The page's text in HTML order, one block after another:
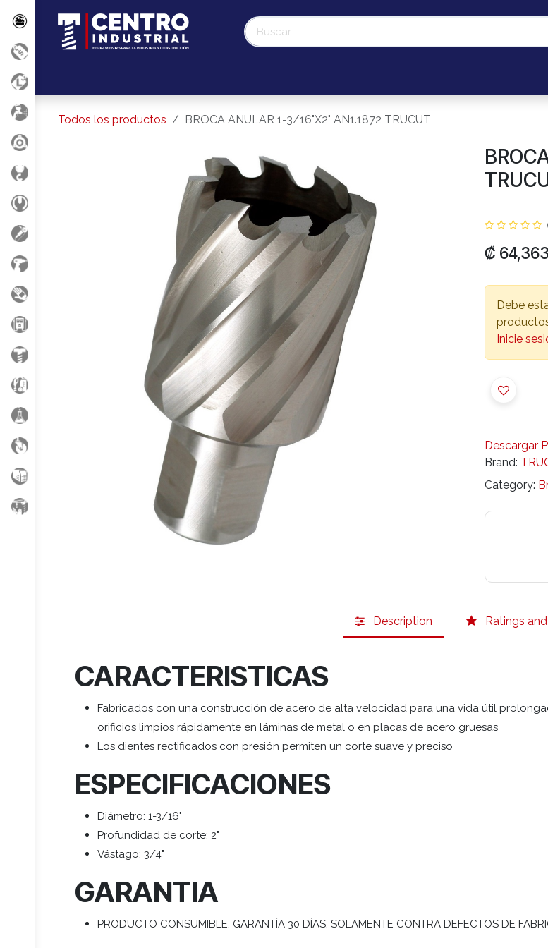
Todos los productos BROCA ANULAR 1-3/16"X2" AN1.1872 TRUCUT
₡
Debe
Inicie
Descargar
Brand:
Category:
Description Ratings
CARACTERISTICAS
Fabricados con una construcción de acero de alta velocidad para una vida útil
orificios limpios rápidamente en láminas de metal o en placas de acero gruesas
Los dientes rectificados con presión permiten un corte suave y preciso
ESPECIFICACIONES
Diámetro: 1-3/16"
Profundidad de corte: 2"
Vástago: 3/4"
GARANTIA
PRODUCTO CONSUMIBLE, GARANTÍA 30 DÍAS. SOLAMENTE CONTRA DEFECTOS DE